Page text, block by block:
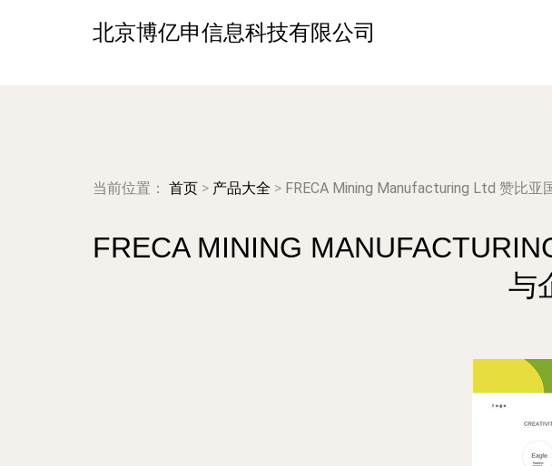
北京博亿申信息科技有限公司
当前位置： 首页 > 产品大全 > FRECA Mining Manufacturing Ltd 赞比
FRECA MINING
与